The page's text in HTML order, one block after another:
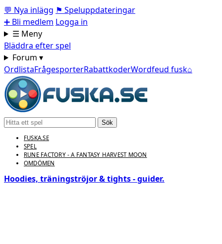
💬 Nya inlägg ⚑ Speluppdateringar
➕ Bli medlem Logga in
☰ Meny
Bläddra efter spel
Forum ▾
OrdlistaFrågesporterRabattkoderWordfeud fusk⌂
Sök
FUSKA.SE
SPEL
RUNE FACTORY - A FANTASY HARVEST MOON
OMDÖMEN
Hoodies, träningströjor & tights - guider.